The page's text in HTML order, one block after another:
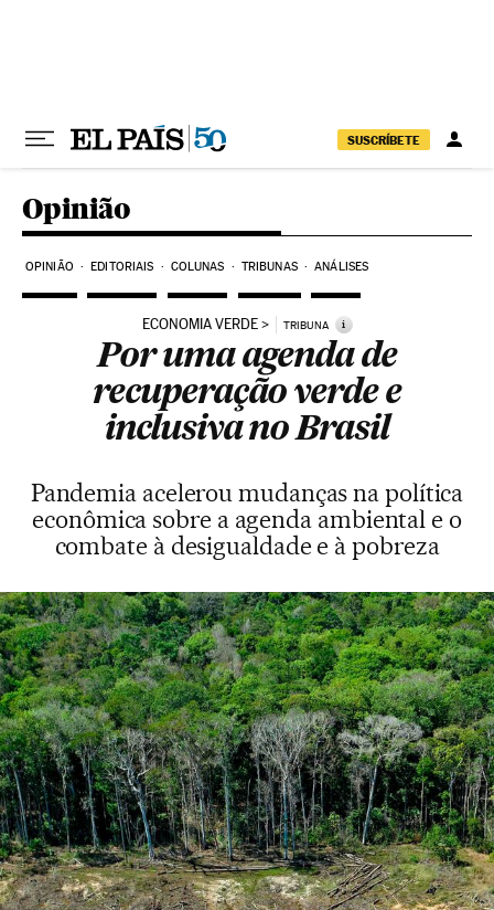
SUSCRÍBETE
Opinião
OPINIÃO EDITORIAIS COLUNAS TRIBUNAS ANÁLISES
ECONOMIA VERDE TRIBUNA i
Por uma agenda de
recuperação verde e
inclusiva no Brasil
Pandemia acelerou mudanças na política
econômica sobre a agenda ambiental e o
combate à desigualdade e à pobreza